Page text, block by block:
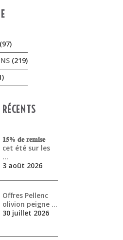
(97)
(219)
𝟏𝟓% 𝐝𝐞 𝐫𝐞𝐦𝐢𝐬𝐞
cet été sur les
…
3 août 2026
Offres Pellenc
olivion peigne …
30 juillet 2026